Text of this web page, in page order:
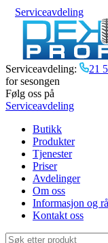
Serviceavdeling
Serviceavdeling: 21
for sesongen
Følg oss på
Serviceavdeling
Butikk
Produkter
Tjenester
Priser
Avdelinger
Om oss
Informasjon og
Kontakt oss